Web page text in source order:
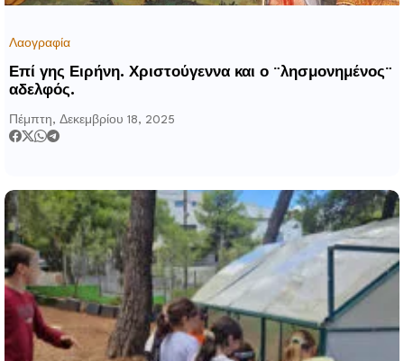
Λαογραφία
Επί γης Ειρήνη. Χριστούγεννα και ο ¨λησμονημένος¨
αδελφός.
Πέμπτη, Δεκεμβρίου 18, 2025